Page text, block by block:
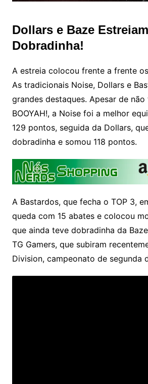
Dollars e Baze
Dobradinha!
A estreia colocou frente a frente
As tradicionais Noise, Dollars e
grandes destaques. Apesar de
BOOYAH!, a Noise foi a melhor
129 pontos, seguida da Dollars,
dobradinha e somou 118 pontos.
A Bastardos, que fecha o TOP 3,
queda com 15 abates e colocou
que ainda teve dobradinha da
TG Gamers, que subiram
Division, campeonato de segunda